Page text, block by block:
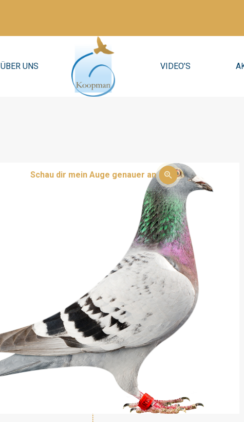
ÜBER UNS VIDEO’S
Schau dir mein Auge genauer an